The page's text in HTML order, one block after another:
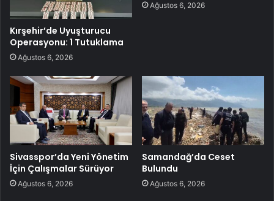
Kırşehir’de Uyuşturucu
Operasyonu: 1 Tutuklama
Ağustos 6, 2026
Ağustos 6, 2026
Sivasspor’da Yeni Yönetim
İçin Çalışmalar Sürüyor
Ağustos 6, 2026
Samandağ’da Ceset
Bulundu
Ağustos 6, 2026